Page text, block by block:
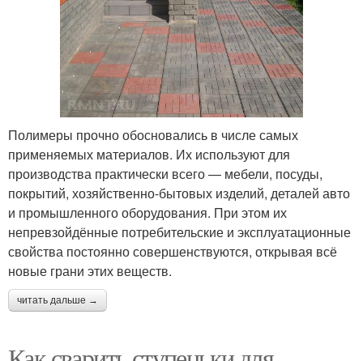
Полимеры прочно обосновались в числе самых
применяемых материалов. Их используют для
производства практически всего — мебели, посуды,
покрытий, хозяйственно-бытовых изделий, деталей авто
и промышленного оборудования. При этом их
непревзойдённые потребительские и эксплуатационные
свойства постоянно совершенствуются, открывая всё
новые грани этих веществ.
читать дальше →